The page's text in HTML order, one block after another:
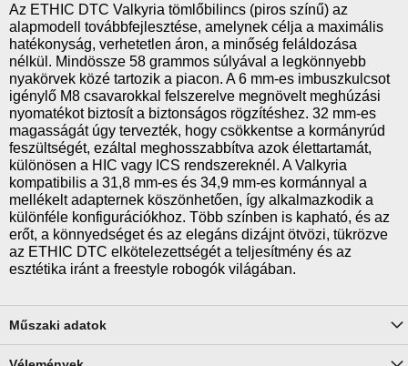
Az ETHIC DTC Valkyria tömlőbilincs (piros színű) az
alapmodell továbbfejlesztése, amelynek célja a maximális
hatékonyság, verhetetlen áron, a minőség feláldozása
nélkül. Mindössze 58 grammos súlyával a legkönnyebb
nyakörvek közé tartozik a piacon. A 6 mm-es imbuszkulcsot
igénylő M8 csavarokkal felszerelve megnövelt meghúzási
nyomatékot biztosít a biztonságos rögzítéshez. 32 mm-es
magasságát úgy tervezték, hogy csökkentse a kormányrúd
feszültségét, ezáltal meghosszabbítva azok élettartamát,
különösen a HIC vagy ICS rendszereknél. A Valkyria
kompatibilis a 31,8 mm-es és 34,9 mm-es kormánnyal a
mellékelt adapternek köszönhetően, így alkalmazkodik a
különféle konfigurációkhoz. Több színben is kapható, és az
erőt, a könnyedséget és az elegáns dizájnt ötvözi, tükrözve
az ETHIC DTC elkötelezettségét a teljesítmény és az
esztétika iránt a freestyle robogók világában.
Műszaki adatok